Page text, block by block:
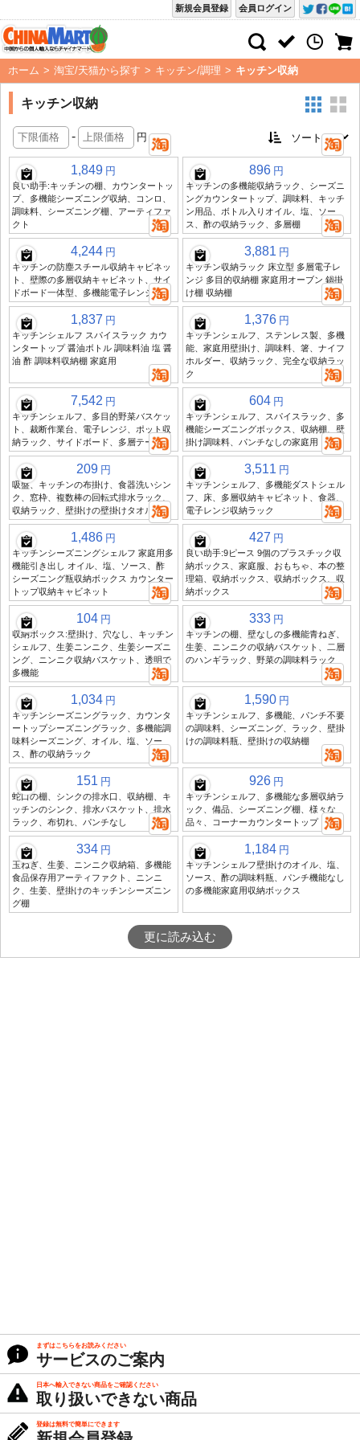
会員ログイン
新規会員登録
ホーム > 淘宝/天猫から探す > キッチン/調理 > キッチン収納
キッチン収納
- 円
1,849 円
良い助手:キッチンの棚、カウンタートッ
プ、多機能シーズニング収納、コンロ、
調味料、シーズニング棚、アーティファ
クト
896 円
キッチンの多機能収納ラック、シーズニ
ングカウンタートップ、調味料、キッチ
ン用品、ボトル入りオイル、塩、ソー
ス、酢の収納ラック、多層棚
4,244 円
キッチンの防塵スチール収納キャビネッ
ト、壁際の多層収納キャビネット、サイ
ドボード一体型、多機能電子レンジ棚
3,881 円
キッチン収納ラック 床立型 多層電子レ
ンジ 多目的収納棚 家庭用オーブン 鍋掛
け棚 収納棚
1,837 円
キッチンシェルフ スパイスラック カウ
ンタートップ 醤油ボトル 調味料油 塩 醤
油 酢 調味料収納棚 家庭用
1,376 円
キッチンシェルフ、ステンレス製、多機
能、家庭用壁掛け、調味料、箸、ナイフ
ホルダー、収納ラック、完全な収納ラッ
ク
7,542 円
キッチンシェルフ、多目的野菜バスケッ
ト、裁断作業台、電子レンジ、ポット収
納ラック、サイドボード、多層テーブル
604 円
キッチンシェルフ、スパイスラック、多
機能シーズニングボックス、収納棚、壁
掛け調味料、パンチなしの家庭用
209 円
吸盤、キッチンの布掛け、食器洗いシン
ク、窓枠、複数棒の回転式排水ラック、
収納ラック、壁掛けの壁掛けタオル掛け
3,511 円
キッチンシェルフ、多機能ダストシェル
フ、床、多層収納キャビネット、食器、
電子レンジ収納ラック
1,486 円
キッチンシーズニングシェルフ 家庭用多
機能引き出し オイル、塩、ソース、酢
シーズニング瓶収納ボックス カウンター
トップ収納キャビネット
427 円
良い助手:9ピース 9個のプラスチック収
納ボックス、家庭服、おもちゃ、本の整
理箱、収納ボックス、収納ボックス、収
納ボックス
104 円
収納ボックス:壁掛け、穴なし、キッチン
シェルフ、生姜ニンニク、生姜シーズニ
ング、ニンニク収納バスケット、透明で
多機能
333 円
キッチンの棚、壁なしの多機能青ねぎ、
生姜、ニンニクの収納バスケット、二層
のハンギラック、野菜の調味料ラック
1,034 円
キッチンシーズニングラック、カウンタ
ートップシーズニングラック、多機能調
味料シーズニング、オイル、塩、ソー
ス、酢の収納ラック
1,590 円
キッチンシェルフ、多機能、パンチ不要
の調味料、シーズニング、ラック、壁掛
けの調味料瓶、壁掛けの収納棚
151 円
蛇口の棚、シンクの排水口、収納棚、キ
ッチンのシンク、排水バスケット、排水
ラック、布切れ、パンチなし
926 円
キッチンシェルフ、多機能な多層収納ラ
ック、備品、シーズニング棚、様々な
品々、コーナーカウンタートップ
334 円
玉ねぎ、生姜、ニンニク収納箱、多機能
食品保存用アーティファクト、ニンニ
ク、生姜、壁掛けのキッチンシーズニン
グ棚
1,184 円
キッチンシェルフ壁掛けのオイル、塩、
ソース、酢の調味料瓶、パンチ機能なし
の多機能家庭用収納ボックス
更に読み込む
まずはこちらをお読みください
サービスのご案内
日本へ輸入できない商品をご確認ください
取り扱いできない商品
登録は無料で簡単にできます